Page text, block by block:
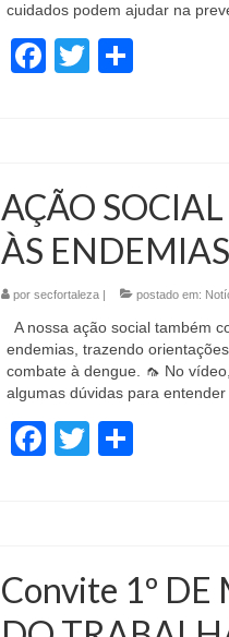
cuidados podem ajudar na
Facebook
Twitter
AÇÃO
ÀS ENDEMIAS
por secfortaleza| postado em:
A nossa ação social também
endemias, trazendo
combate à dengue. 🦟 No
algumas dúvidas para
Facebook
Twitter
Convite 1º DE